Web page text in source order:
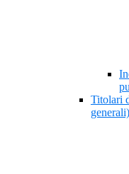
Titolari
generali)